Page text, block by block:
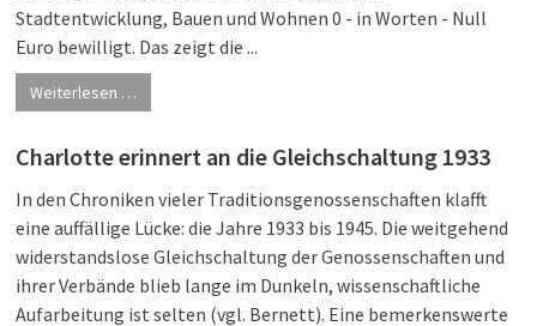
Stadtentwicklung, Bauen und Wohnen 0 - in Worten - Null
Euro bewilligt. Das zeigt die ...
Weiterlesen …
Charlotte erinnert an die Gleichschaltung 1933
In den Chroniken vieler Traditionsgenossenschaften klafft
eine auffällige Lücke: die Jahre 1933 bis 1945. Die weitgehend
widerstandslose Gleichschaltung der Genossenschaften und
ihrer Verbände blieb lange im Dunkeln, wissenschaftliche
Aufarbeitung ist selten (vgl. Bernett). Eine bemerkenswerte